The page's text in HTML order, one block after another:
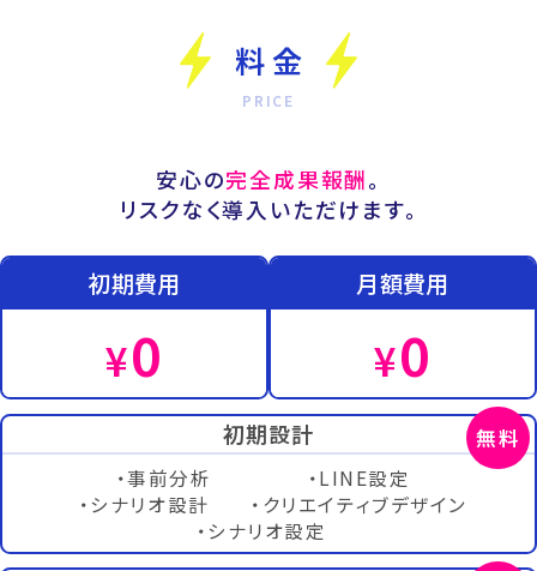
料 金
安心の完全成果報酬。
リスクなく導入いただけます。
初期費用
¥0
月額費用
¥0
初期設計
・事前分析
・LINE設定
・シナリオ設計
・クリエイティブデザイン
・シナリオ設定